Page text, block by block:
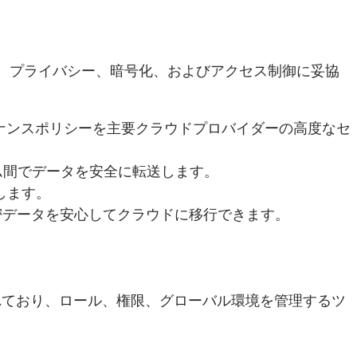
ライバシー、暗号化、およびアクセス制御に妥協
スポリシーを主要クラウドプロバイダーの高度なセ
でデータを安全に転送します。
す。
ータを安心してクラウドに移行できます。
おり、ロール、権限、グローバル環境を管理するツ